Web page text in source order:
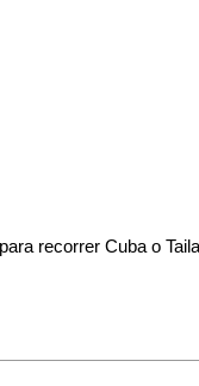
recorrer Cuba o